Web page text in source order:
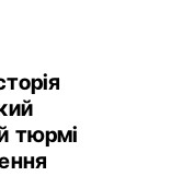
тюрмі